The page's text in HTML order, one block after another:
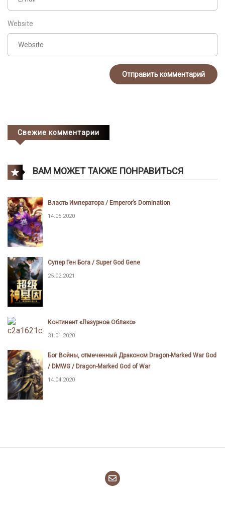
Website
Свежие комментарии
ВАМ МОЖЕТ ТАКЖЕ ПОНРАВИТЬСЯ
Власть Императора / Emperor’s Domination
14.05.2020
Супер Ген Бога / Super God Gene
25.02.2021
Континент «Лазурное Облако»
31.01.2020
Бог Войны, отмеченный Драконом Dragon-Marked War God
/ DMWG / Dragon-Marked God of War
14.04.2020